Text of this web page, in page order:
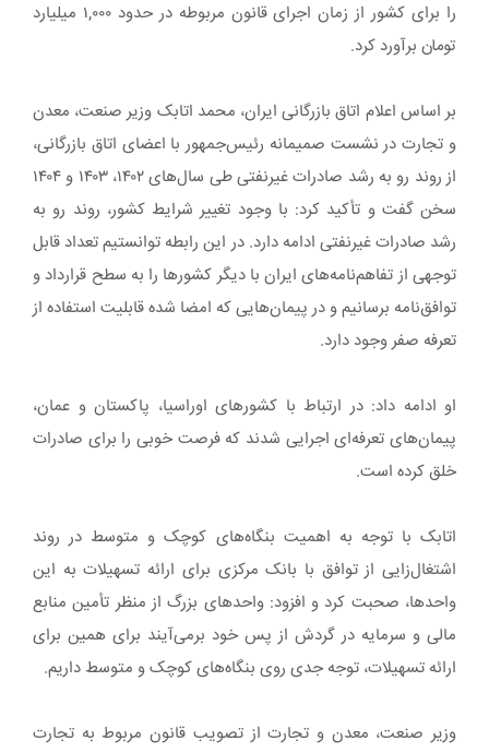
را برای کشور از زمان اجرای قانون مربوطه در حدود ۱,۰۰۰ میلیارد
تومان برآورد کرد.
بر اساس اعلام اتاق بازرگانی ایران، محمد اتابک وزیر صنعت، معدن
و تجارت در نشست صمیمانه رئیس‌جمهور با اعضای اتاق بازرگانی،
از روند رو به رشد صادرات غیرنفتی طی سال‌های ۱۴۰۲، ۱۴۰۳ و ۱۴۰۴
سخن گفت و تأکید کرد: با وجود تغییر شرایط کشور، روند رو به
رشد صادرات غیرنفتی ادامه دارد. در این رابطه توانستیم تعداد قابل
توجهی از تفاهم‌نامه‌های ایران با دیگر کشورها را به سطح قرارداد و
توافق‌نامه برسانیم و در پیمان‌هایی که امضا شده قابلیت استفاده از
تعرفه صفر وجود دارد.
او ادامه داد: در ارتباط با کشورهای اوراسیا، پاکستان و عمان،
پیمان‌های تعرفه‌ای اجرایی شدند که فرصت خوبی را برای صادرات
خلق کرده است.
اتابک با توجه به اهمیت بنگاه‌های کوچک و متوسط در روند
اشتغال‌زایی از توافق با بانک مرکزی برای ارائه تسهیلات به این
واحدها، صحبت کرد و افزود: واحدهای بزرگ از منظر تأمین منابع
مالی و سرمایه در گردش از پس خود برمی‌آیند برای همین برای
ارائه تسهیلات، توجه جدی روی بنگاه‌های کوچک و متوسط داریم.
وزیر صنعت، معدن و تجارت از تصویب قانون مربوط به تجارت